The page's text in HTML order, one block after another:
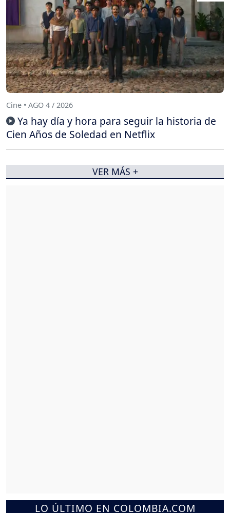
LO ÚLTIMO EN COLOMBIA.COM
Cine • AGO 4 / 2026
Ya hay día y hora para seguir la historia de
Cien Años de Soledad en Netflix
VER MÁS +